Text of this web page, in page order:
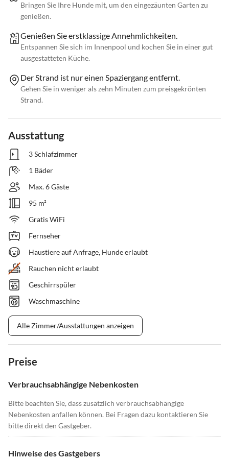
Bringen Sie Ihre Hunde mit, um den eingezäunten Garten zu
genießen.
Genießen Sie erstklassige Annehmlichkeiten.
Entspannen Sie sich im Innenpool und kochen Sie in einer gut
ausgestatteten Küche.
Der Strand ist nur einen Spaziergang entfernt.
Gehen Sie in weniger als zehn Minuten zum preisgekrönten
Strand.
Ausstattung
3 Schlafzimmer
1 Bäder
Max. 6 Gäste
95 m²
Gratis WiFi
Fernseher
Haustiere auf Anfrage, Hunde erlaubt
Rauchen nicht erlaubt
Geschirrspüler
Waschmaschine
Alle Zimmer/Ausstattungen anzeigen
Preise
Verbrauchsabhängige Nebenkosten
Bitte beachten Sie, dass zusätzlich verbrauchsabhängige
Nebenkosten anfallen können. Bei Fragen dazu kontaktieren Sie
bitte direkt den Gastgeber.
Hinweise des Gastgebers